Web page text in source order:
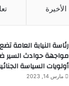
الأخيرة
رئاسة النيابة العامة تضع
مواجهة حوادث السير
أولويات السياسة
مارس 14, 2023